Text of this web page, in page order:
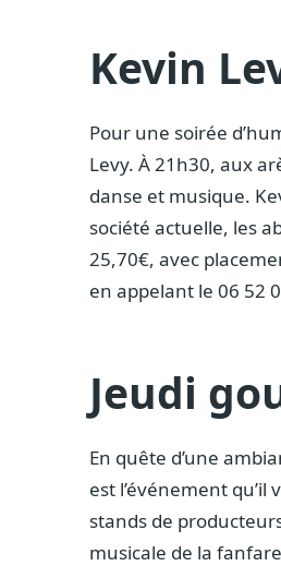
Kevin
Pour une soirée
Levy. À 21h30, aux
danse et musique.
société actuelle, les
25,70€, avec
en appelant le 06 52
Jeudi
En quête d’une
est l’événement
stands de
musicale de la